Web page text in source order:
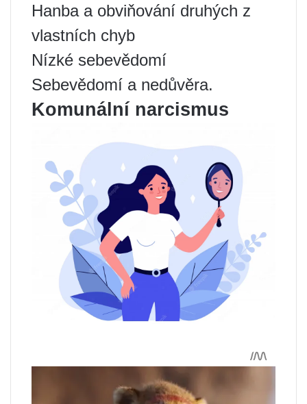
Hanba a obviňování druhých z
vlastních chyb
Nízké sebevědomí
Sebevědomí a nedůvěra.
Komunální narcismus